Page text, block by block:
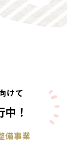
けて
！
備事業